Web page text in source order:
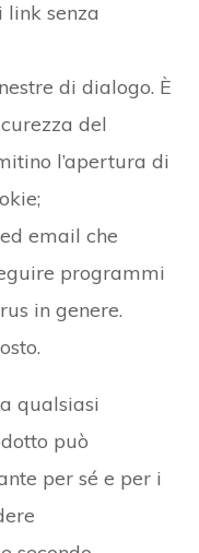
senza
di dialogo. È
del
l’apertura di
email che
programmi
in genere.
qualsiasi
può
per sé e per i